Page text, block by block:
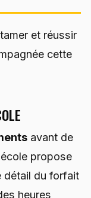
et réussir
cette
avant de
propose
détail du forfait
heures